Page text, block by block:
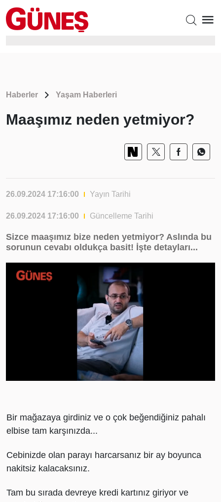
Haberler Yaşam Haberleri
Maaşımız neden yetmiyor?
26.09.2024 17:16:00 Yayın Tarihi
26.09.2024 17:16:00 Güncelleme Tarihi
Sizce maaşımız bize neden yetmiyor? Aslında bu
sorunun cevabı oldukça basit! İşte detayları...
Loaded:
58.59%
Bir mağazaya girdiniz ve o çok beğendiğiniz pahalı
elbise tam karşınızda...
Cebinizde olan parayı harcarsanız bir ay boyunca
nakitsiz kalacaksınız.
Tam bu sırada devreye kredi kartınız giriyor ve